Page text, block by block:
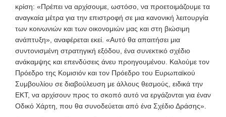
κρίση: «Πρέπει να αρχίσουμε, ωστόσο, να προετοιμάζουμε τα
αναγκαία μέτρα για την επιστροφή σε μια κανονική λειτουργία
των κοινωνιών και των οικονομιών μας και στη βιώσιμη
ανάπτυξη», αναφέρεται εκεί. «Αυτό θα απαιτήσει μια
συντονισμένη στρατηγική εξόδου, ένα συνεκτικό σχέδιο
ανάκαμψης και επενδύσεις άνευ προηγουμένου. Καλούμε τον
Πρόεδρο της Κομισιόν και τον Πρόεδρο του Ευρωπαϊκού
Συμβουλίου σε διαβούλευση με άλλους θεσμούς, ειδικά την
ΕΚΤ, να αρχίσουν προς το σκοπό αυτό να εργάζονται για έναν
Οδικό Χάρτη, που θα συνοδεύεται από ένα Σχέδιο Δράσης».